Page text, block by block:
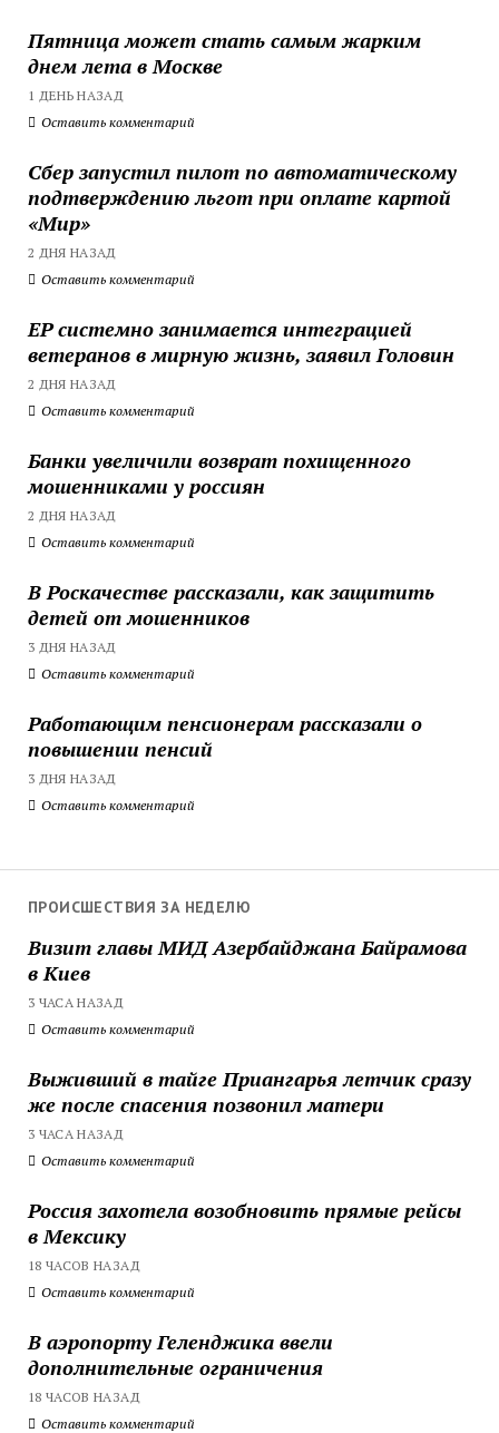
Пятница может стать самым жарким
днем лета в Москве
1 ДЕНЬ НАЗАД
Оставить комментарий
Сбер запустил пилот по автоматическому
подтверждению льгот при оплате картой
«Мир»
2 ДНЯ НАЗАД
Оставить комментарий
ЕР системно занимается интеграцией
ветеранов в мирную жизнь, заявил Головин
2 ДНЯ НАЗАД
Оставить комментарий
Банки увеличили возврат похищенного
мошенниками у россиян
2 ДНЯ НАЗАД
Оставить комментарий
В Роскачестве рассказали, как защитить
детей от мошенников
3 ДНЯ НАЗАД
Оставить комментарий
Работающим пенсионерам рассказали о
повышении пенсий
3 ДНЯ НАЗАД
Оставить комментарий
ПРОИСШЕСТВИЯ ЗА НЕДЕЛЮ
Визит главы МИД Азербайджана Байрамова
в Киев
3 ЧАСА НАЗАД
Оставить комментарий
Выживший в тайге Приангарья летчик сразу
же после спасения позвонил матери
3 ЧАСА НАЗАД
Оставить комментарий
Россия захотела возобновить прямые рейсы
в Мексику
18 ЧАСОВ НАЗАД
Оставить комментарий
В аэропорту Геленджика ввели
дополнительные ограничения
18 ЧАСОВ НАЗАД
Оставить комментарий